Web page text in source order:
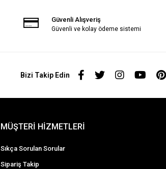
Güvenli Alışveriş
Güvenli ve kolay ödeme sistemi
Bizi Takip Edin
MÜŞTERİ HİZMETLERİ
Sıkça Sorulan Sorular
Sipariş Takip